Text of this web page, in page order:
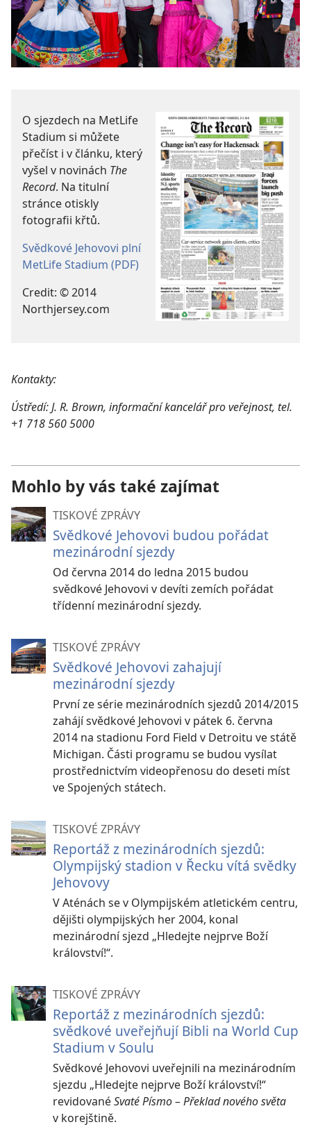
O sjezdech na MetLife
Stadium si můžete
přečíst i v článku, který
vyšel v novinách The
Record. Na titulní
stránce otiskly
fotografii křtů.
Svědkové Jehovovi plní
MetLife Stadium (PDF)
Credit: © 2014
Northjersey.com
Kontakty:
Ústředí: J. R. Brown, informační kancelář pro veřejnost, tel.
+1 718 560 5000
Mohlo by vás také zajímat
TISKOVÉ ZPRÁVY
Svědkové Jehovovi budou pořádat
mezinárodní sjezdy
Od června 2014 do ledna 2015 budou
svědkové Jehovovi v devíti zemích pořádat
třídenní mezinárodní sjezdy.
TISKOVÉ ZPRÁVY
Svědkové Jehovovi zahajují
mezinárodní sjezdy
První ze série mezinárodních sjezdů 2014/2015
zahájí svědkové Jehovovi v pátek 6. června
2014 na stadionu Ford Field v Detroitu ve státě
Michigan. Části programu se budou vysílat
prostřednictvím videopřenosu do deseti míst
ve Spojených státech.
TISKOVÉ ZPRÁVY
Reportáž z mezinárodních sjezdů:
Olympijský stadion v Řecku vítá svědky
Jehovovy
V Aténách se v Olympijském atletickém centru,
dějišti olympijských her 2004, konal
mezinárodní sjezd „Hledejte nejprve Boží
království!“.
TISKOVÉ ZPRÁVY
Reportáž z mezinárodních sjezdů:
svědkové uveřejňují Bibli na World Cup
Stadium v Soulu
Svědkové Jehovovi uveřejnili na mezinárodním
sjezdu „Hledejte nejprve Boží království!“
revidovanéSvaté Písmo – Překlad nového světa
v korejštině.